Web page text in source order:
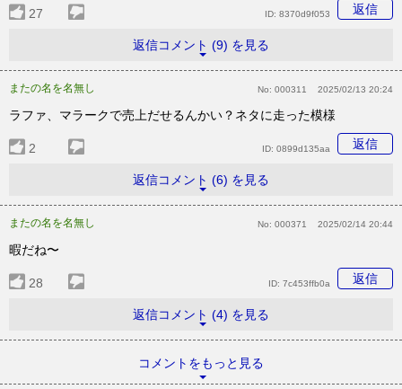
27 返信
ID: 8370d9f053
返信コメント (9) を見る
またの名を名無し No: 000311 2025/02/13 20:24
ラファ、マラークで売上だせるんかい？ネタに走った模様
2 返信
ID: 0899d135aa
返信コメント (6) を見る
またの名を名無し No: 000371 2025/02/14 20:44
暇だね〜
28 返信
ID: 7c453ffb0a
返信コメント (4) を見る
コメントをもっと見る